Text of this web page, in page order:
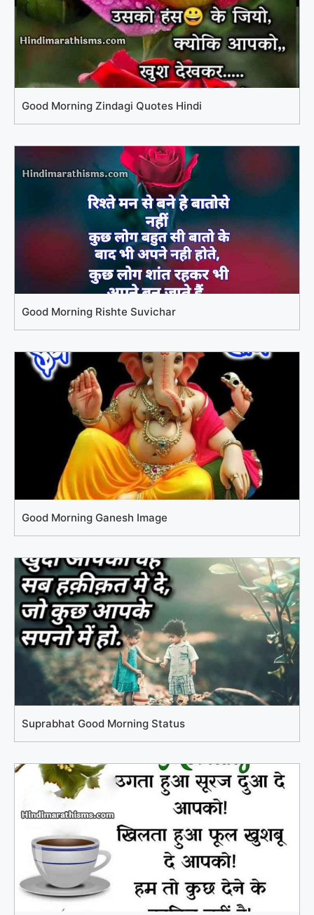
Good Morning Zindagi Quotes Hindi
Good Morning Rishte Suvichar
Good Morning Ganesh Image
Suprabhat Good Morning Status